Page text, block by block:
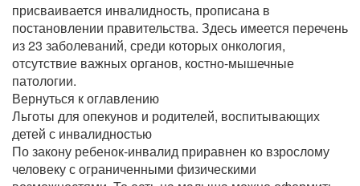
присваивается инвалидность, прописана в
постановлении правительства. Здесь имеется перечень
из 23 заболеваний, среди которых онкология,
отсутствие важных органов, костно-мышечные
патологии.
Вернуться к оглавлению
Льготы для опекунов и родителей, воспитывающих
детей с инвалидностью
По закону ребенок-инвалид приравнен ко взрослому
человеку с ограниченными физическими